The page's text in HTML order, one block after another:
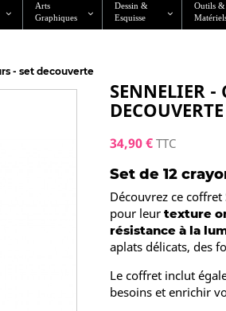
Arts
Graphiques
Dessin &
Esquisse
Outils &
- set decouverte
SENNELIER -
DECOUVERTE
34,90 € TTC
Set de 12
Découvrez ce
pour leurtexture
résistance à la
aplats délicats, des
Le coffret inclut
besoins et enrichir